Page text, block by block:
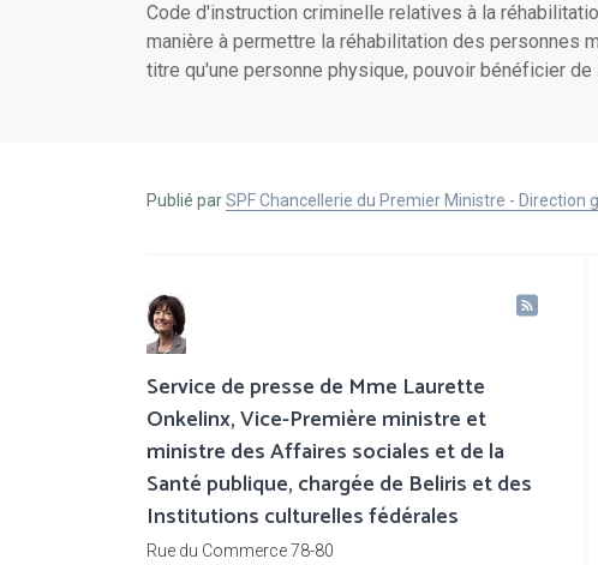
Code d'instruction criminelle relatives à la
manière à permettre la réhabilitation des personnes
titre qu'une personne physique, pouvoir bénéficier
Publié parSPF Chancellerie du Premier Ministre -
Service de presse de Mme Laurette
Onkelinx, Vice-Première ministre et
ministre des Affaires sociales et de la
Santé publique, chargée de Beliris et des
Institutions culturelles fédérales
Rue du Commerce 78-80